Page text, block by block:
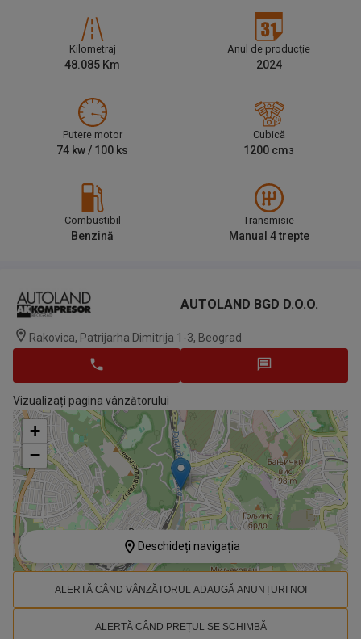
Kilometraj
48.085 Km
Anul de producție
2024
Putere motor
74 kw / 100 ks
Cubică
1200 cm3
Combustibil
Benzină
Transmisie
Manual 4 trepte
AUTOLAND BGD D.o.o.
Rakovica, Patrijarha Dimitrija 1-3, Beograd
Vizualizați pagina vânzătorului
+
−
Deschideți navigația
ALERTĂ CÂND VÂNZĂTORUL ADAUGĂ ANUNȚURI NOI
ALERTĂ CÂND PREȚUL SE SCHIMBĂ